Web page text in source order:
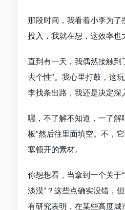
那段时间，我看着小李为了
投入，我就在想，这效率
直到有一天，我偶然接触到
去个性”。我心里打鼓，这
李找条出路，我还是决定深
嘿，不了解不知道，一了解
板”然后往里面填空。不，
塞顿开的素材。
你想想看，当拿到一个关于
淡漠”？这些点确实没错，
有研究表明，在某些高度城